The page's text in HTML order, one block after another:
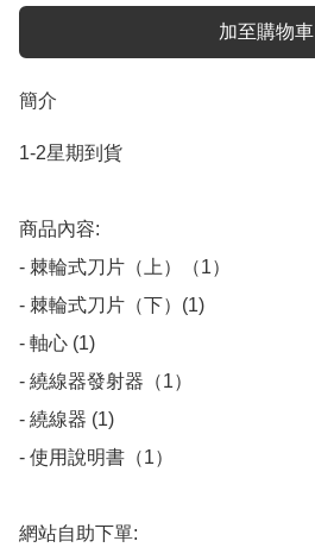
加至購物車
簡介
1-2星期到貨
商品內容:
- 棘輪式刀片（上）（1）
- 棘輪式刀片（下）(1)
- 軸心 (1)
- 繞線器發射器（1）
- 繞線器 (1)
- 使用說明書（1）
網站自助下單: